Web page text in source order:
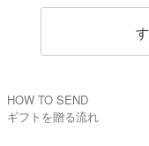
HOW TO SEND
ギフトを贈る流れ